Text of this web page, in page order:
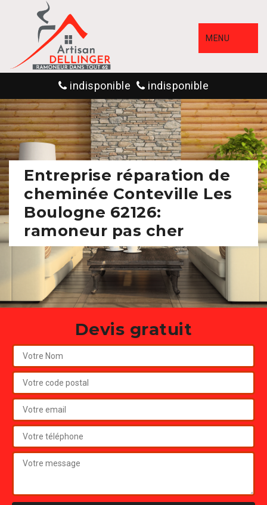
MENU
indisponible indisponible
Entreprise réparation de
cheminée Conteville Les
Boulogne 62126:
ramoneur pas cher
Devis gratuit